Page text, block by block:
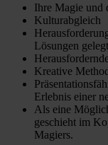
Ihre Magie und
Kulturabgleich
Lösungen
Kreative
Erlebnis einer
Als eine
geschieht im
Magiers.